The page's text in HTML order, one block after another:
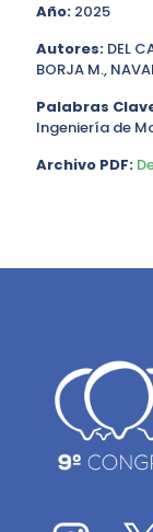
Año: 2025
Autores: DEL
BORJA M.,
Palabras
Ingeniería de
Archivo PDF: